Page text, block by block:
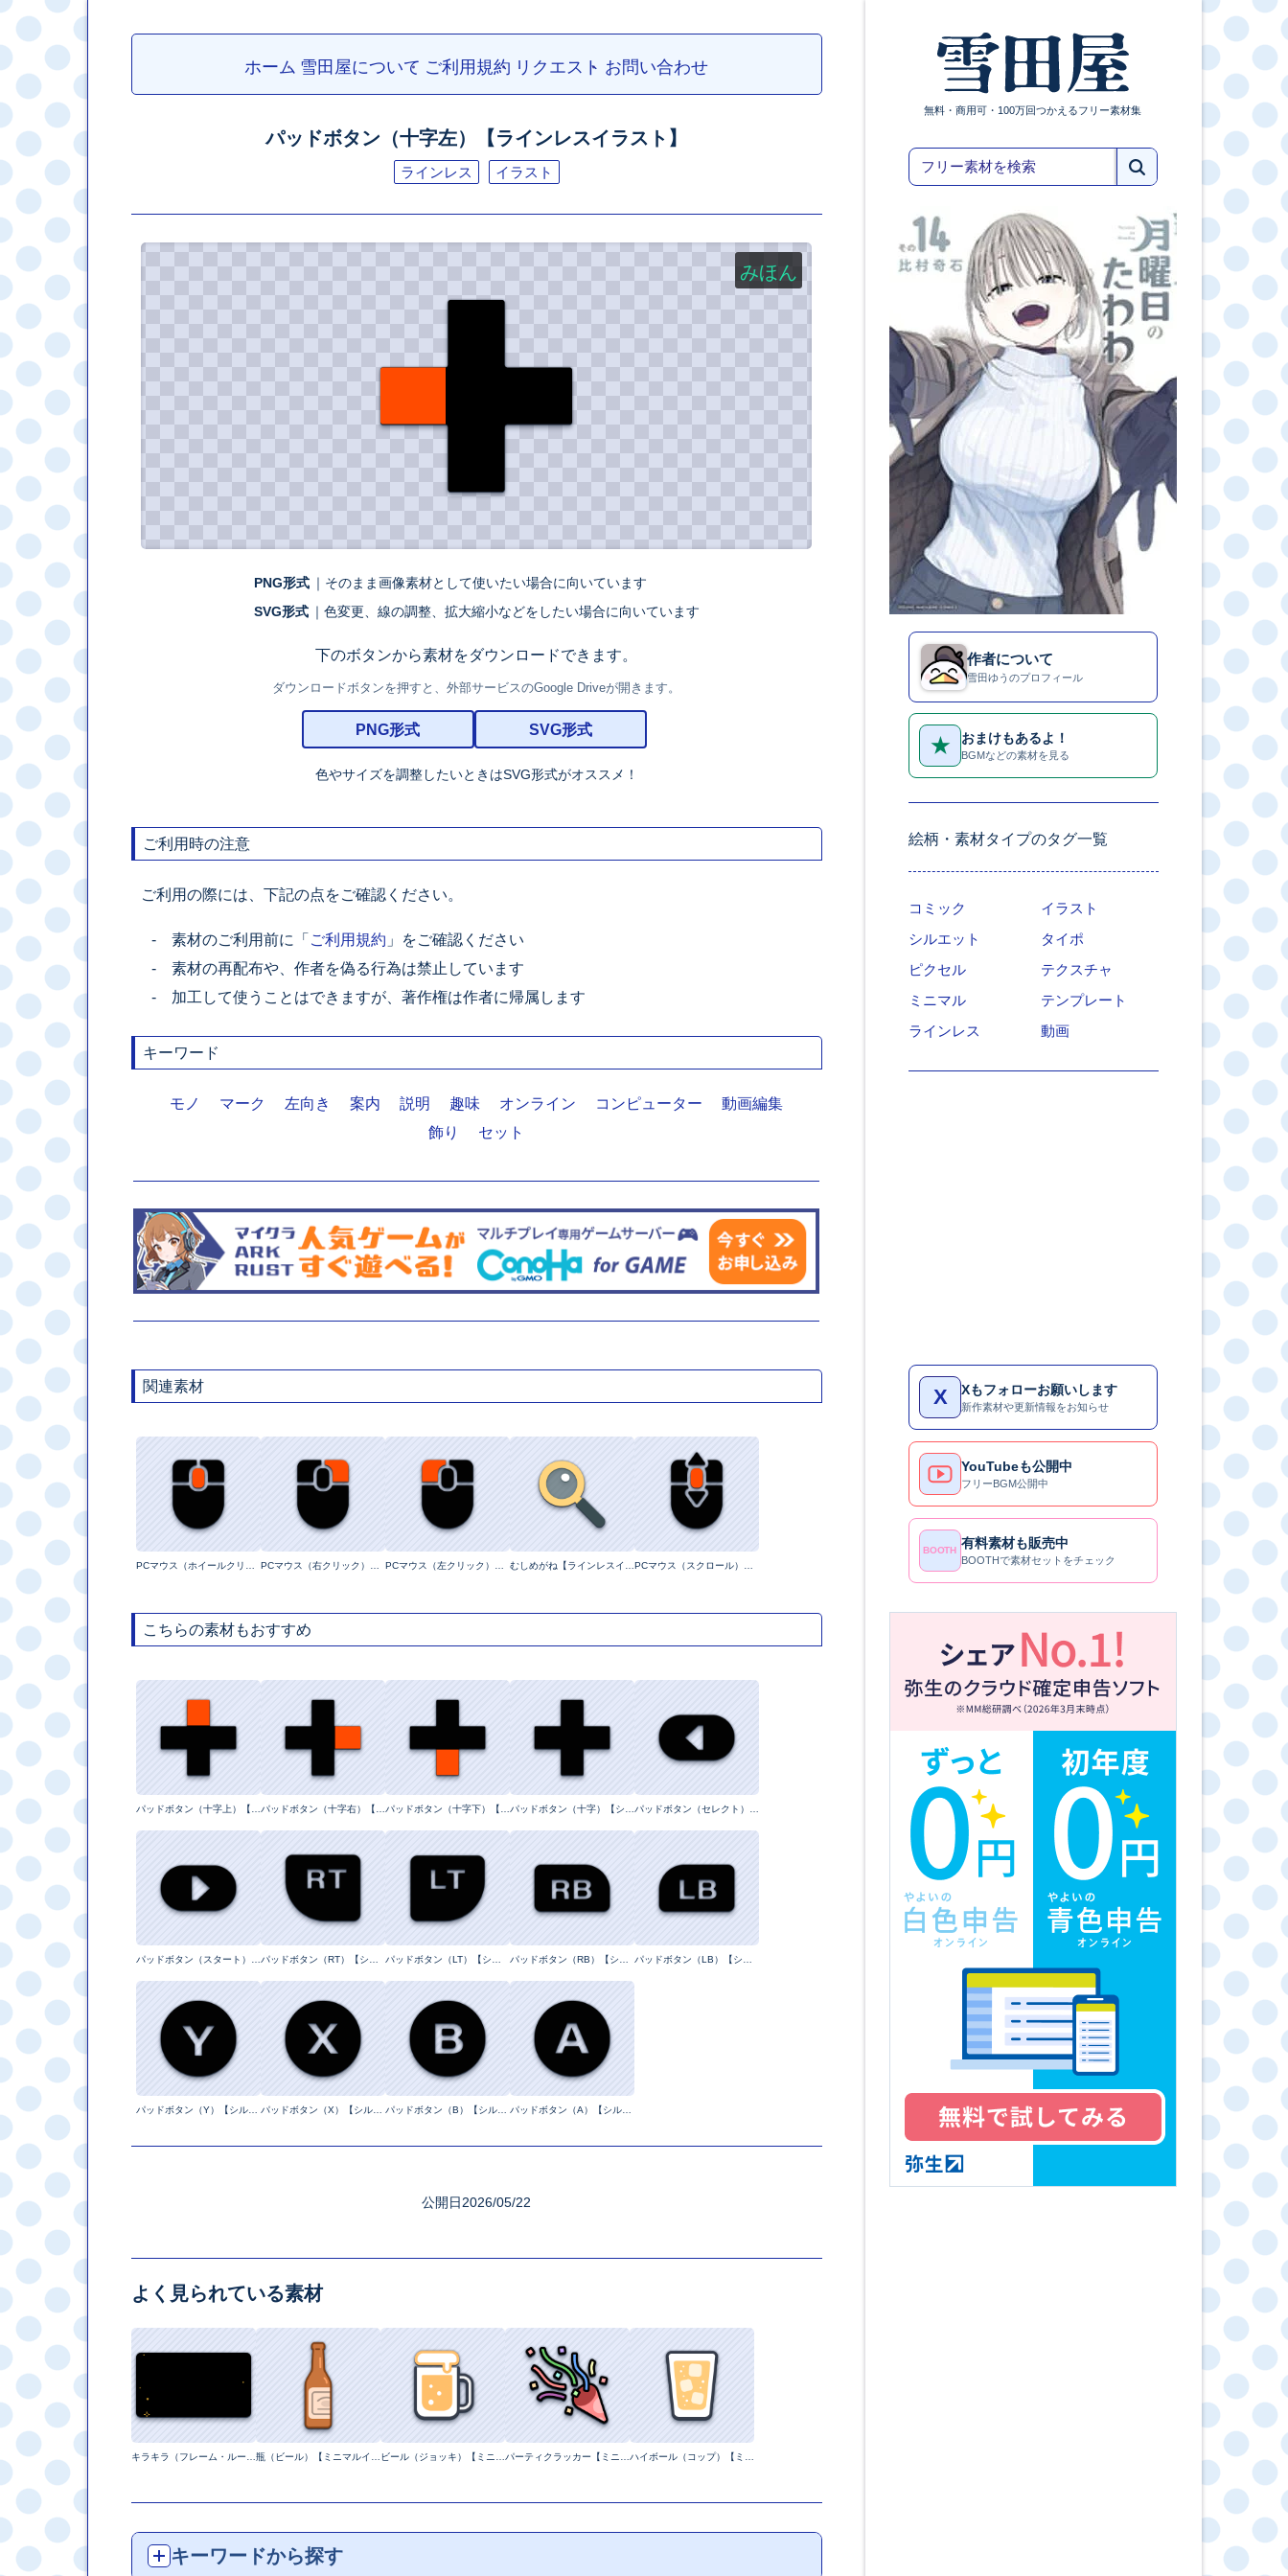
ホーム 雪田屋について ご利用規約 リクエスト お問い合わせ
パッドボタン（十字左）【ラインレスイラスト】
ラインレス イラスト
みほん
PNG形式 ｜そのまま画像素材として使いたい場合に向いています
SVG形式 ｜色変更、線の調整、拡大縮小などをしたい場合に向いています
下のボタンから素材をダウンロードできます。
ダウンロードボタンを押すと、外部サービスのGoogle Driveが開きます。
PNG形式 SVG形式
色やサイズを調整したいときはSVG形式がオススメ！
ご利用時の注意
ご利用の際には、下記の点をご確認ください。
素材のご利用前に「 ご利用規約 」をご確認ください
素材の再配布や、作者を偽る行為は禁止しています
加工して使うことはできますが、著作権は作者に帰属します
キーワード
モノ マーク 左向き 案内 説明 趣味 オンライン コンピューター
動画編集
飾り
セット
関連素材
こちらの素材もおすすめ
公開日2026/05/22
よく見られている素材
キーワードから探す
無料・商用可・100万回つかえるフリー素材集
作者について
雪田ゆうのプロフィール
★ おまけもあるよ！
BGMなどの素材を見る
絵柄・素材タイプのタグ一覧
コミック
シルエット
ピクセル
ミニマル
ラインレス
イラスト
タイポ
テクスチャ
テンプレート
動画
X Xもフォローお願いします
新作素材や更新情報をお知らせ
YouTubeも公開中
フリーBGM公開中
BOOTH 有料素材も販売中
BOOTHで素材セットをチェック